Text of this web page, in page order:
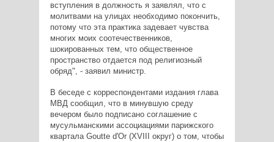
вступления в должность я заявлял, что с
молитвами на улицах необходимо покончить,
потому что эта практика задевает чувства
многих моих соотечественников,
шокированных тем, что общественное
пространство отдается под религиозный
обряд", - заявил министр.
В беседе с корреспондентами издания глава
МВД сообщил, что в минувшую среду
вечером было подписано соглашение с
мусульманскими ассоциациями парижского
квартала Goutte d'Or (XVIII округ) о том, чтобы